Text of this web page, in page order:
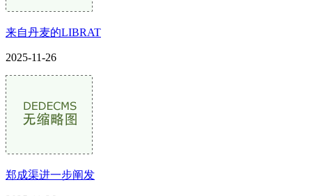
来自丹麦的LIBRAT
2025-11-26
郑成渠进一步阐发